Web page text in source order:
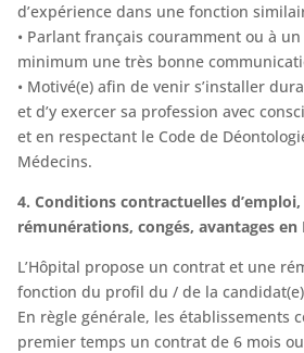
d’expérience dans une fonction
• Parlant français couramment ou à
minimum une très bonne
• Motivé(e) afin de venir s’installer
et d’y exercer sa profession avec
et en respectant le Code de
Médecins.
4. Conditions contractuelles
rémunérations, congés, avantages en
L’Hôpital propose un contrat et une
fonction du profil du / de la
En règle générale, les établissements
premier temps un contrat de 6 mois